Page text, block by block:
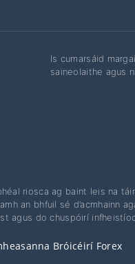
Is cumarsáid
saineolaithe agus
riosca ag baint leis na
an bhfuil sé d’acmhainn
agus do chuspóirí
Bróicéirí Forex